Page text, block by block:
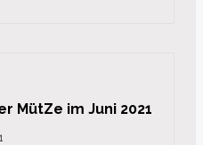
MütZe im Juni 2021